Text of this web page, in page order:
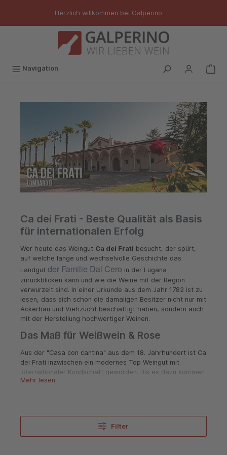
Herzlich willkommen bei Galperino
Navigation
Ca dei Frati - Beste Qualität als Basis
für internationalen Erfolg
Wer heute das Weingut Ca dei Frati besucht, der spürt,
auf welche lange und wechselvolle Geschichte das
Landgut der Familie Dal Cero in der Lugana
zurückblicken kann und wie die Weine mit der Region
verwurzelt sind. In einer Urkunde aus dem Jahr 1782 ist zu
lesen, dass sich schon die damaligen Besitzer nicht nur mit
Ackerbau und Viehzucht beschäftigt haben, sondern auch
mit der Herstellung hochwertiger Weinen.
Das Maß für Weißwein & Rose
Aus der "Casa con cantina" aus dem 18. Jahrhundert ist Ca
dei Frati inzwischen ein modernes Top Weingut mit
internationaler Kundschaft geworden. Bis es dazu kommen
konnte, war es jedoch ein langer Weg. Als Felice als Winzer
waren jedoch viel Mühe und Schweiß in Keller und
Mehr lesen
Filter